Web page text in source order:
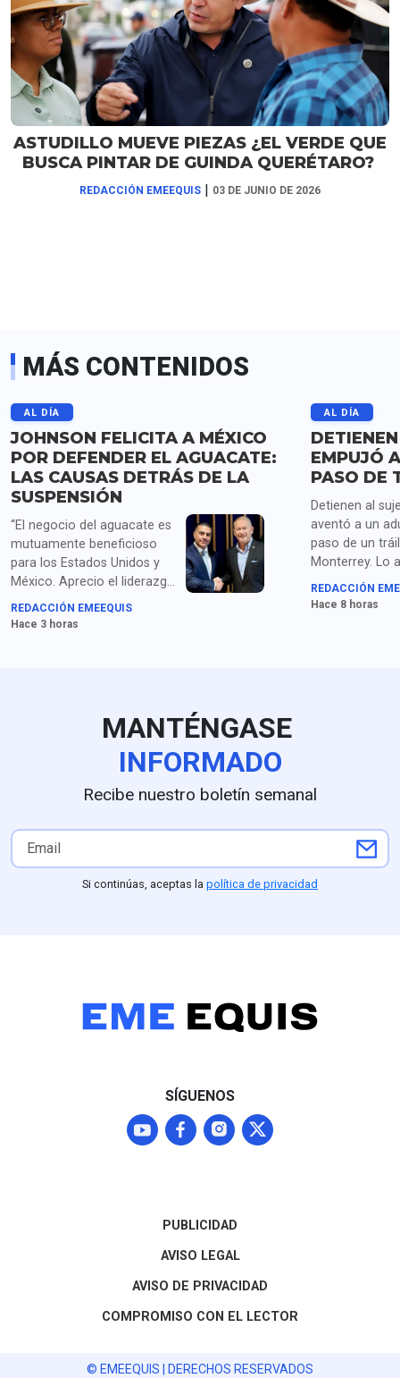
ASTUDILLO MUEVE PIEZAS ¿EL VERDE QUE
BUSCA PINTAR DE GUINDA QUERÉTARO?
REDACCIÓN EMEEQUIS | 03 DE JUNIO DE 2026
MÁS CONTENIDOS
AL DÍA
JOHNSON FELICITA A MÉXICO
POR DEFENDER EL AGUACATE:
LAS CAUSAS DETRÁS DE LA
SUSPENSIÓN
“El negocio del aguacate es
mutuamente beneficioso
para los Estados Unidos y
México. Aprecio el liderazgo
de la presidenta Sheinbaum
y los compromisos de
principal obstáculo.
REDACCIÓN EMEEQUIS
Hace 3 horas
AL DÍA
EMPUJÓ
PASO DE
Detienen al
aventó a un
paso de un
Monterrey. Lo
homicidio y
droga.
REDACCIÓN
Hace 8 horas
MANTÉNGASE
INFORMADO
Recibe nuestro boletín semanal
Si continúas, aceptas la política de privacidad
SÍGUENOS
PUBLICIDAD
AVISO LEGAL
AVISO DE PRIVACIDAD
COMPROMISO CON EL LECTOR
© EMEEQUIS | DERECHOS RESERVADOS